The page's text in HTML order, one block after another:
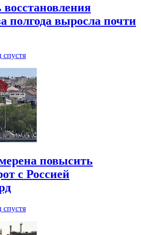
полгода выросла почти
спустя
повысить
с Россией
спустя